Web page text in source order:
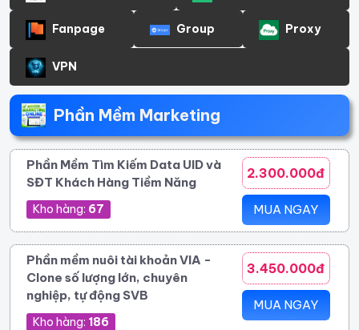
Fanpage Group Proxy
VPN
Phần Mềm Marketing
Phần Mềm Tìm Kiếm Data UID và
SĐT Khách Hàng Tiềm Năng
Kho hàng: 67
2.300.000đ
MUA NGAY
Phần mềm nuôi tài khoản VIA -
Clone số lượng lớn, chuyên
nghiệp, tự động SVB
Kho hàng: 186
3.450.000đ
MUA NGAY